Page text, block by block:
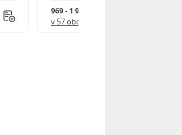
969 - 1 918 Kč
v 57 obchodech